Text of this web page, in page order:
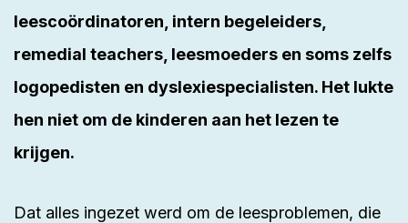
leescoördinatoren, intern begeleiders,
remedial teachers, leesmoeders en soms zelfs
logopedisten en dyslexiespecialisten. Het lukte
hen niet om de kinderen aan het lezen te
krijgen.
Dat alles ingezet werd om de leesproblemen, die